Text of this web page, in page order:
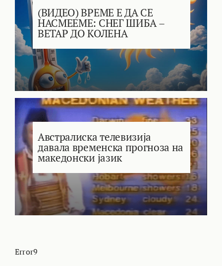
(ВИДЕО) ВРЕМЕ Е ДА СЕ
НАСМЕЕМЕ: СНЕГ ШИБА –
ВЕТАР ДО КОЛЕНА
Австралиска телевизија
давала временска прогноза на
македонски јазик
Error9